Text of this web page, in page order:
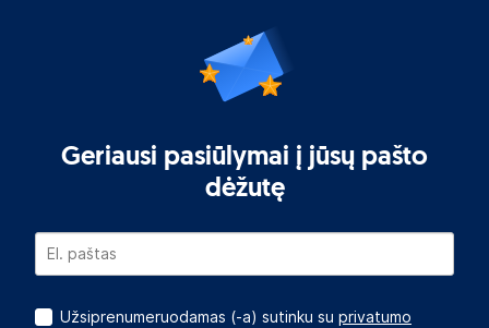
Geriausi pasiūlymai į jūsų pašto
dėžutę
Užsiprenumeruodamas (-a) sutinku su privatumo